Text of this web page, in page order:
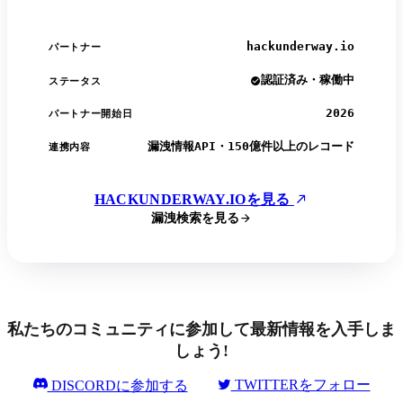
パートナー hackunderway.io
ステータス 認証済み・稼働中
パートナー開始日 2026
連携内容 漏洩情報API・150億件以上のレコード
HACKUNDERWAY.IOを見る
漏洩検索を見る
私たちのコミュニティに参加して最新情報を入手しま
しょう!
DISCORDに参加する TWITTERをフォロー